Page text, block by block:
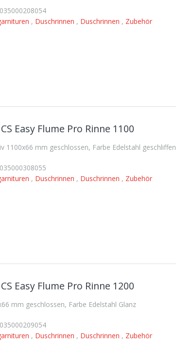
, Duschrinnen , Duschrinnen , Zubehör
Easy Flume Pro Rinne 1100
1100x66 mm geschlossen, Farbe Edelstahl geschliffen
, Duschrinnen , Duschrinnen , Zubehör
Easy Flume Pro Rinne 1200
mm geschlossen, Farbe Edelstahl Glanz
, Duschrinnen , Duschrinnen , Zubehör